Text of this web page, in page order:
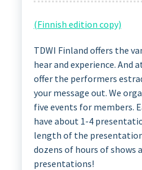
(Finnish edition copy)
TDWI Finland offers the
hear and experience. And
offer the performers
your message out. We
five events for members.
have about 1-4
length of the
dozens of hours of shows
presentations!